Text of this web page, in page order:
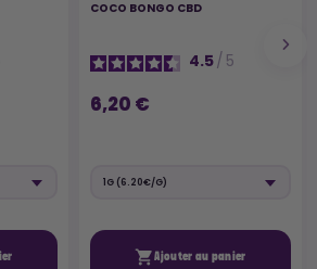
COCO BONGO CBD
4.5/ 5
6,20 €
Ajouter au panier